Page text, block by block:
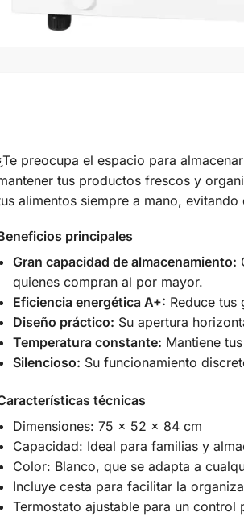
preocupa el espacio para
tus productos frescos y
alimentos siempre a mano,
principales
Gran capacidad de almacenamiento:
quienes compran al por mayor.
Eficiencia energética A+: Reduce
Diseño práctico: Su apertura
Temperatura constante: Mantiene
Silencioso: Su funcionamiento
técnicas
Dimensiones: 75 x 52 x 84 cm
Capacidad: Ideal para familias y
Color: Blanco, que se adapta a
Incluye cesta para facilitar la
Termostato ajustable para un control